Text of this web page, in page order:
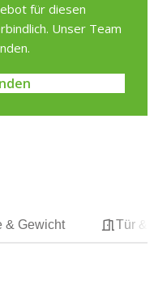
& Gewicht Tür &
für diesen
Unser Team